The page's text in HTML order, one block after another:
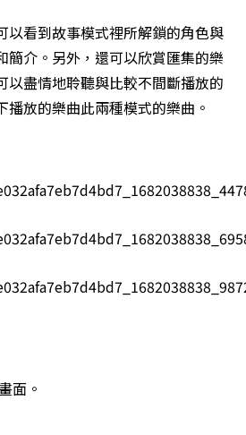
以看到故事模式裡所解鎖的角色與
簡介。另外，還可以欣賞匯集的樂
以盡情地聆聽與比較不間斷播放的
播放的樂曲此兩種模式的樂曲。
面。